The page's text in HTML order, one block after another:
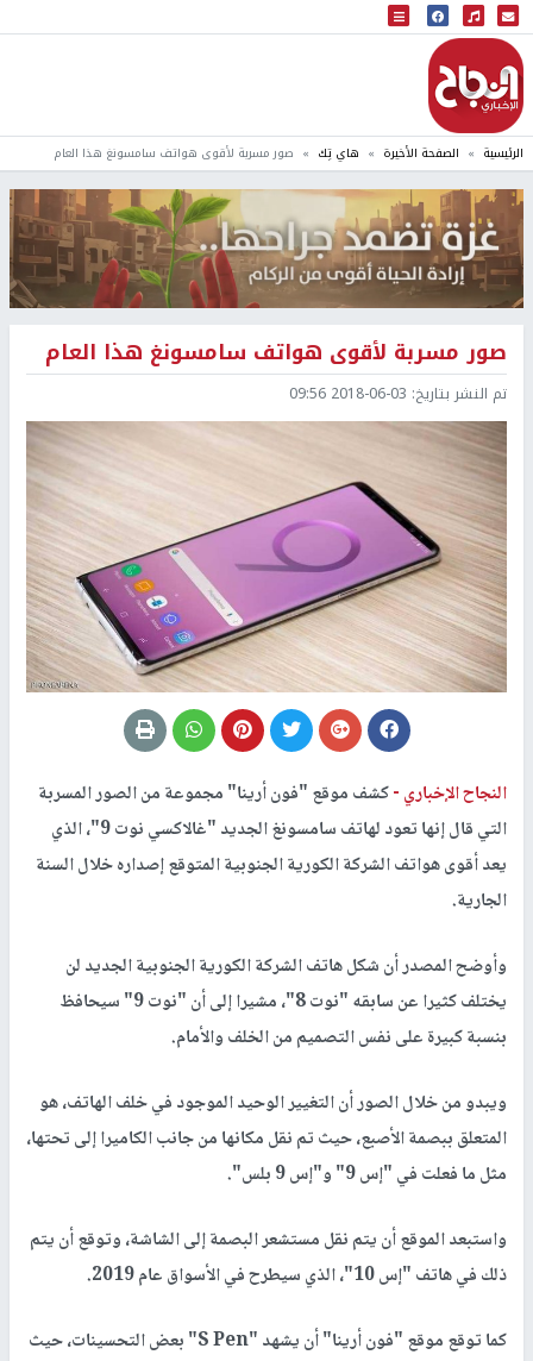
البث المباشر
إذاعة النجاح
الرئيسية الصفحة الأخيرة هاي تِك صور مسربة لأقوى هواتف سامسونغ هذا العام
صور مسربة لأقوى هواتف سامسونغ هذا العام
تم النشر بتاريخ: 2018-06-03 09:56
النجاح الإخباري -كشف موقع "فون أرينا" مجموعة من الصور المسربة
التي قال إنها تعود لهاتف سامسونغ الجديد "غالاكسي نوت 9"، الذي
يعد أقوى هواتف الشركة الكورية الجنوبية المتوقع إصداره خلال السنة
الجارية.
وأوضح المصدر أن شكل هاتف الشركة الكورية الجنوبية الجديد لن
يختلف كثيرا عن سابقه "نوت 8"، مشيرا إلى أن "نوت 9" سيحافظ
بنسبة كبيرة على نفس التصميم من الخلف والأمام.
ويبدو من خلال الصور أن التغيير الوحيد الموجود في خلف الهاتف، هو
المتعلق ببصمة الأصبع، حيث تم نقل مكانها من جانب الكاميرا إلى تحتها،
مثل ما فعلت في "إس 9" و"إس 9 بلس".
واستبعد الموقع أن يتم نقل مستشعر البصمة إلى الشاشة، وتوقع أن يتم
ذلك في هاتف "إس 10"، الذي سيطرح في الأسواق عام 2019.
كما توقع موقع "فون أرينا" أن يشهد "S Pen" بعض التحسينات، حيث